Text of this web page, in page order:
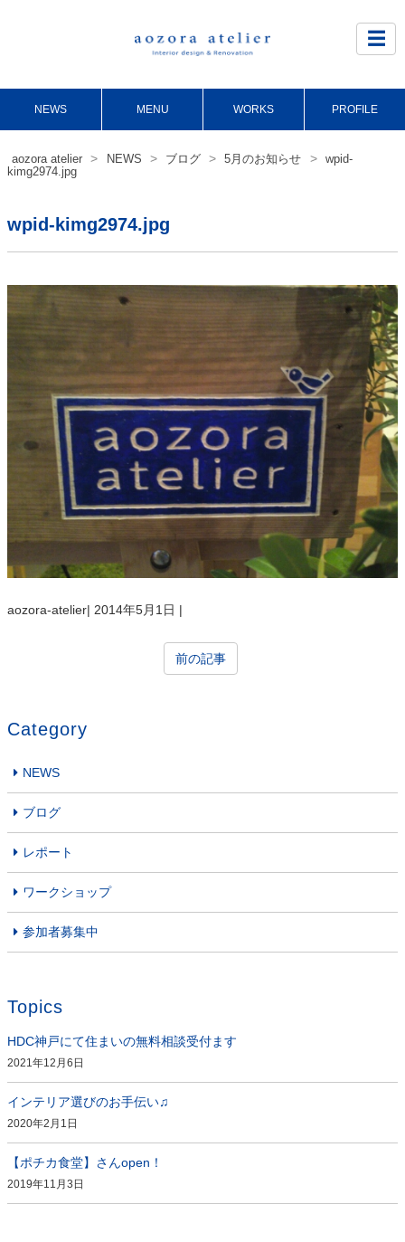
☰
NEWS MENU WORKS PROFILE
aozora atelier > NEWS > ブログ > 5月のお知らせ > wpid-
kimg2974.jpg
wpid-kimg2974.jpg
aozora-atelier| 2014年5月1日 |
前の記事
Category
NEWS
ブログ
レポート
ワークショップ
参加者募集中
Topics
HDC神戸にて住まいの無料相談受付ます
2021年12月6日
インテリア選びのお手伝い♫
2020年2月1日
【ポチカ食堂】さんopen！
2019年11月3日